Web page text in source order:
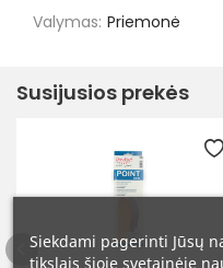
Valymas: Priemonė
Susijusios prekės
Siekdami pagerinti Jūsų
tikslais šioje svetainėje